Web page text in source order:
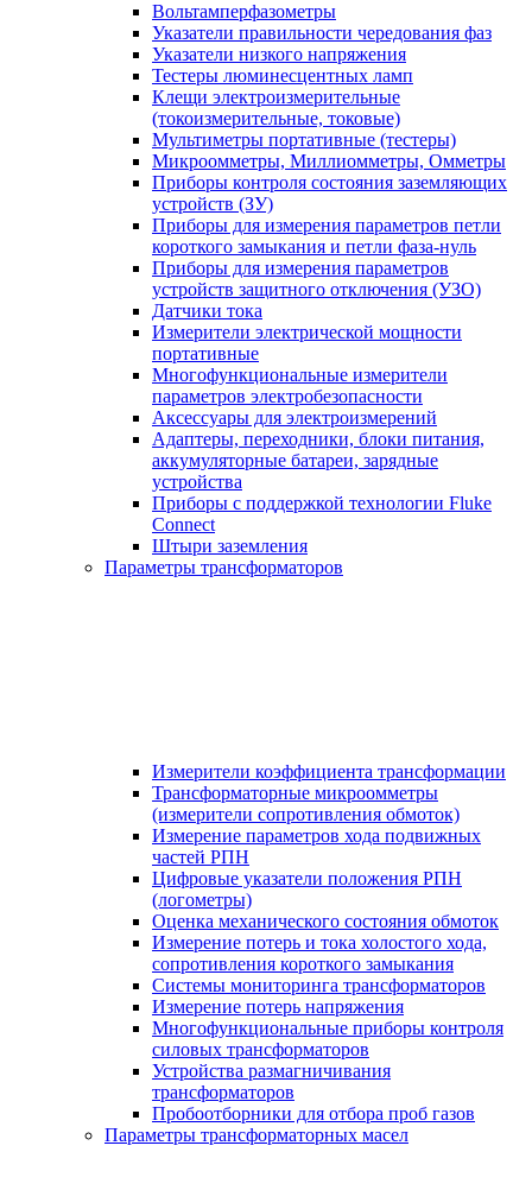
Вольтамперфазометры
Указатели правильности чередования фаз
Указатели низкого напряжения
Тестеры люминесцентных ламп
Клещи электроизмерительные
(токоизмерительные, токовые)
Мультиметры портативные (тестеры)
Микроомметры, Миллиомметры, Омметры
Приборы контроля состояния заземляющих
устройств (ЗУ)
Приборы для измерения параметров петли
короткого замыкания и петли фаза-нуль
Приборы для измерения параметров
устройств защитного отключения (УЗО)
Датчики тока
Измерители электрической мощности
портативные
Многофункциональные измерители
параметров электробезопасности
Аксессуары для электроизмерений
Адаптеры, переходники, блоки питания,
аккумуляторные батареи, зарядные
устройства
Приборы с поддержкой технологии Fluke
Connect
Штыри заземления
Параметры трансформаторов
Измерители коэффициента трансформации
Трансформаторные микроомметры
(измерители сопротивления обмоток)
Измерение параметров хода подвижных
частей РПН
Цифровые указатели положения РПН
(логометры)
Оценка механического состояния обмоток
Измерение потерь и тока холостого хода,
сопротивления короткого замыкания
Системы мониторинга трансформаторов
Измерение потерь напряжения
Многофункциональные приборы контроля
силовых трансформаторов
Устройства размагничивания
трансформаторов
Пробоотборники для отбора проб газов
Параметры трансформаторных масел